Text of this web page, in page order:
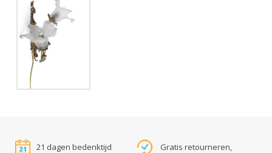
21 dagen bedenktijd
Gratis retourneren,